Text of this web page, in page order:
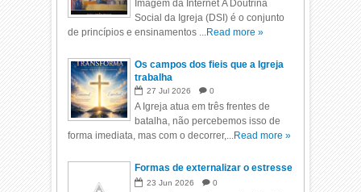
Imagem da Internet A Doutrina
Social da Igreja (DSI) é o conjunto
de princípios e ensinamentos ...Read more »
Os campos dos fieis que a Igreja
trabalha
27 Jul 2026 0
A Igreja atua em três frentes de
batalha, não percebemos isso de
forma imediata, mas com o decorrer,...Read more »
Formas de externalizar o estresse
23 Jun 2026 0